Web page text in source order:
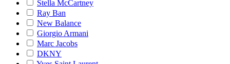
Stella McCartney
Ray Ban
New Balance
Giorgio Armani
Marc Jacobs
DKNY